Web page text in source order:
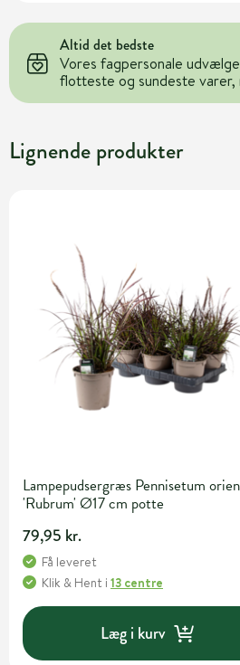
Altid det bedste
Vores fagpersonale
flotteste og sundeste varer,
Lignende produkter
Lampepudsergræs Pennisetum
'Rubrum' Ø17 cm potte
79,95 kr.
Få leveret
Klik & Hent i 13 centre
Læg i kurv